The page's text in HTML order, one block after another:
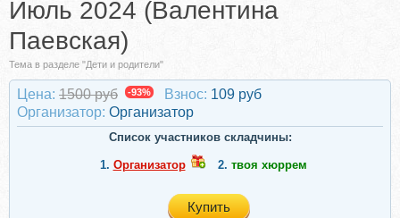
Июль 2024 (Валентина
Паевская)
Тема в разделе "Дети и родители"
Цена: 1500 руб -93% Взнос: 109 руб
Организатор: Организатор
Список участников складчины:
1. Организатор 2. твоя хюррем
Купить